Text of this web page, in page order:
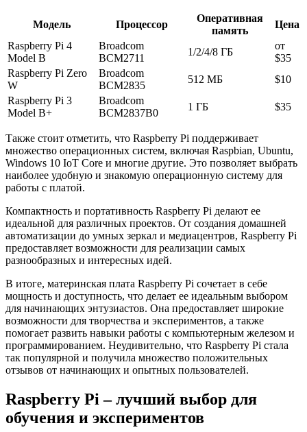
Модель Процессор
Оперативная
память
Цена
Raspberry Pi 4
Model B
Broadcom
BCM2711
1/2/4/8 ГБ
от
$35
Raspberry Pi Zero
W
Broadcom
BCM2835
512 МБ
$10
Raspberry Pi 3
Model B+
Broadcom
BCM2837B0
1 ГБ $35
Также стоит отметить, что Raspberry Pi поддерживает
множество операционных систем, включая Raspbian, Ubuntu,
Windows 10 IoT Core и многие другие. Это позволяет выбрать
наиболее удобную и знакомую операционную систему для
работы с платой.
Компактность и портативность Raspberry Pi делают ее
идеальной для различных проектов. От создания домашней
автоматизации до умных зеркал и медиацентров, Raspberry Pi
предоставляет возможности для реализации самых
разнообразных и интересных идей.
В итоге, материнская плата Raspberry Pi сочетает в себе
мощность и доступность, что делает ее идеальным выбором
для начинающих энтузиастов. Она предоставляет широкие
возможности для творчества и экспериментов, а также
помогает развить навыки работы с компьютерным железом и
программированием. Неудивительно, что Raspberry Pi стала
так популярной и получила множество положительных
отзывов от начинающих и опытных пользователей.
Raspberry Pi – лучший выбор для
обучения и экспериментов